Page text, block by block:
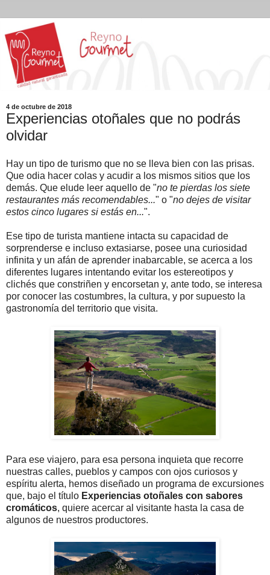
4 de octubre de 2018
Experiencias otoñales que no podrás
olvidar
Hay un tipo de turismo que no se lleva bien con las prisas.
Que odia hacer colas y acudir a los mismos sitios que los
demás. Que elude leer aquello de "no te pierdas los siete
restaurantes más recomendables..." o "no dejes de visitar
estos cinco lugares si estás en...".
Ese tipo de turista mantiene intacta su capacidad de
sorprenderse e incluso extasiarse, posee una curiosidad
infinita y un afán de aprender inabarcable, se acerca a los
diferentes lugares intentando evitar los estereotipos y
clichés que constriñen y encorsetan y, ante todo, se interesa
por conocer las costumbres, la cultura, y por supuesto la
gastronomía del territorio que visita.
Para ese viajero, para esa persona inquieta que recorre
nuestras calles, pueblos y campos con ojos curiosos y
espíritu alerta, hemos diseñado un programa de excursiones
que, bajo el título Experiencias otoñales con sabores
cromáticos, quiere acercar al visitante hasta la casa de
algunos de nuestros productores.